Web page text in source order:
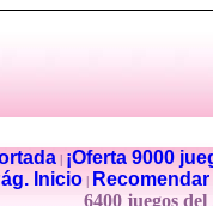
| ¡Oferta 9000
Inicio Recomendar
6400 juegos